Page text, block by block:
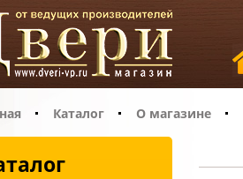
Каталог О магазине